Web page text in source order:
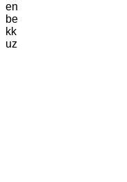
en
be
kk
uz